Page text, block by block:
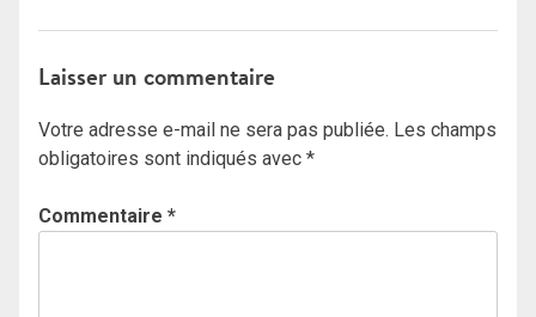
Laisser un commentaire
Votre adresse e-mail ne sera pas publiée. Les champs
obligatoires sont indiqués avec *
Commentaire *